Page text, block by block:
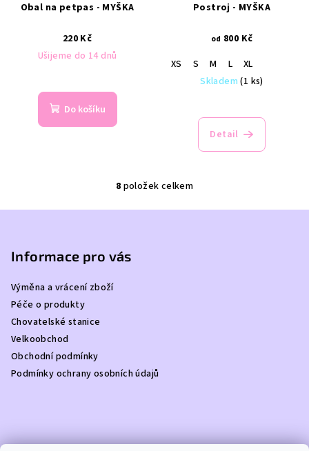
Obal na petpas - MYŠKA
220 Kč
Ušijeme do 14 dnů
Do košíku
Postroj - MYŠKA
od 800 Kč
XS
S M L
XL
Skladem(1 ks)
Detail
O
v
k
i
8 položek celkem
Informace pro vás
Výměna a vrácení zboží
Péče o produkty
Chovatelské stanice
Velkoobchod
Obchodní podmínky
Podmínky ochrany osobních údajů